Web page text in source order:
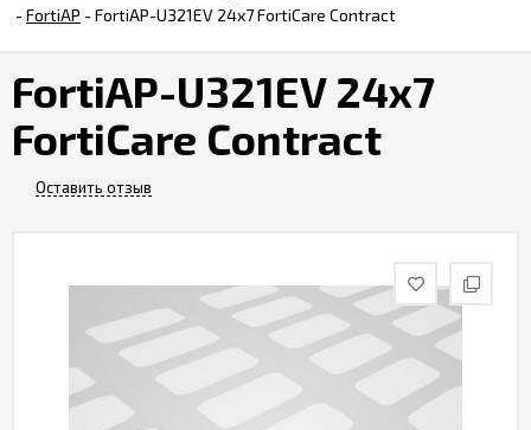
Как
Доставка
и
оплата
-FortiAP -FortiAP-U321EV 24x7 FortiCare Contract
FortiAP-U321EV 24x7
FortiCare Contract
Оставить отзыв